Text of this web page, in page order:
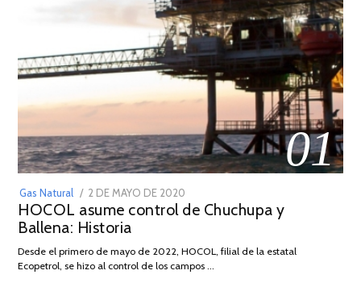
01
Gas Natural
POSTED
ON
2 DE MAYO DE 2020
DE
2026
HOCOL asume control de Chuchupa y
Ballena: Historia
Desde el primero de mayo de 2022, HOCOL, filial de la estatal
Ecopetrol, se hizo al control de los campos …